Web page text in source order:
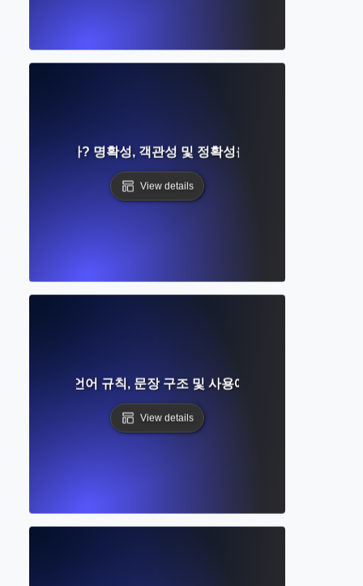
란 무엇인가? 명확성, 객관성 및 정확성을 갖춘 학술적 글쓰
View details
무엇인가? 언어 규칙, 문장 구조 및 사용에 대한 완벽한 가이드
View details